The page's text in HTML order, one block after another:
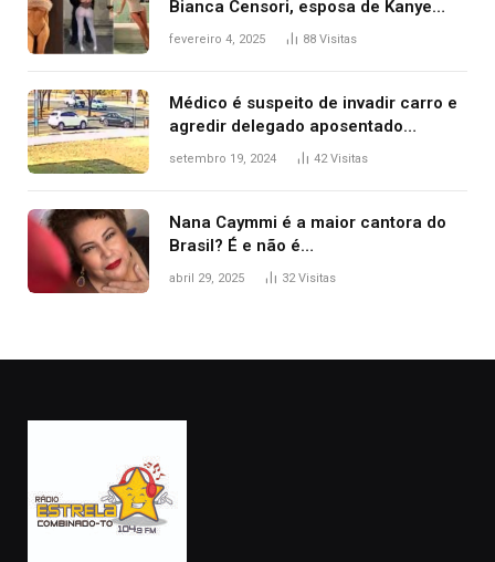
Bianca Censori, esposa de Kanye
West que apareceu nua no Grammy
fevereiro 4, 2025 88 Visitas
Médico é suspeito de invadir carro e
agredir delegado aposentado
durante confusão no trânsito
setembro 19, 2024 42Visitas
Nana Caymmi é a maior cantora do
Brasil? É e não é…
abril 29, 2025 32Visitas